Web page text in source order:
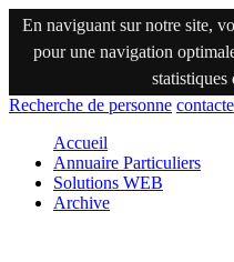
En naviguant sur notre site,
pour une navigation
statistiques
Recherche de personne
Accueil
Annuaire Particuliers
Solutions WEB
Archive